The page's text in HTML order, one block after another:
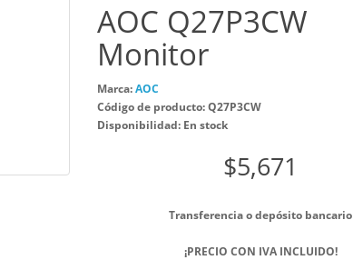
AOC Q27P3CW
Monitor
Marca:AOC
Código de producto: Q27P3CW
Disponibilidad: En stock
$5,671
Transferencia o depósito bancario
¡PRECIO CON IVA INCLUIDO!